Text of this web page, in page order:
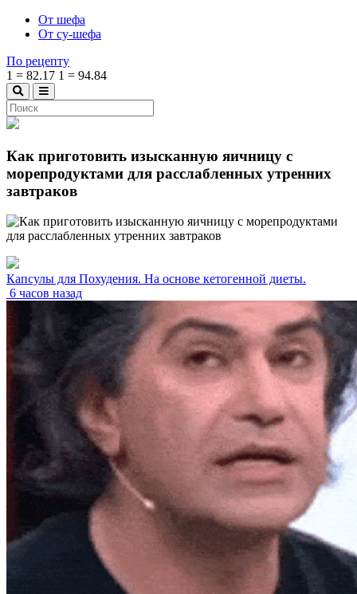
От шефа
От су-шефа
По рецепту
1 = 82.17 1 = 94.84
Как приготовить изысканную яичницу с
морепродуктами для расслабленных утренних
завтраков
Капсулы для Похудения. На основе кетогенной диеты.
6 часов назад